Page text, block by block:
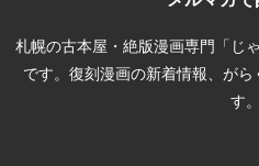
札幌の古本屋・絶版漫画専門「じ
です。復刻漫画の新着情報、が
す。